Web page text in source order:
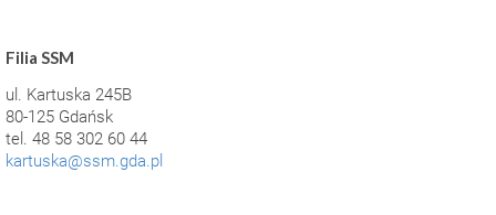
Filia SSM
ul. Kartuska 245B
80-125 Gdańsk
tel. 48 58 302 60 44
kartuska@ssm.gda.pl